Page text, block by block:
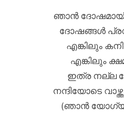
ഞാന്‍
ദോഷങ്ങള്‍
എങ്കിലും
എങ്കിലും
ഇത്ര നല്ല
നന്ദിയോടെ
(ഞാൻ